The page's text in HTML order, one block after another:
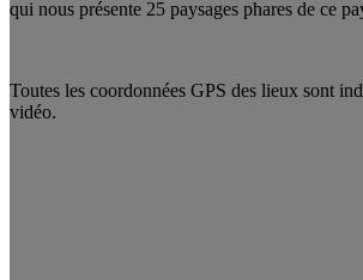
qui nous présente 25 paysages phares de ce
Toutes les coordonnées GPS des lieux sont
vidéo.